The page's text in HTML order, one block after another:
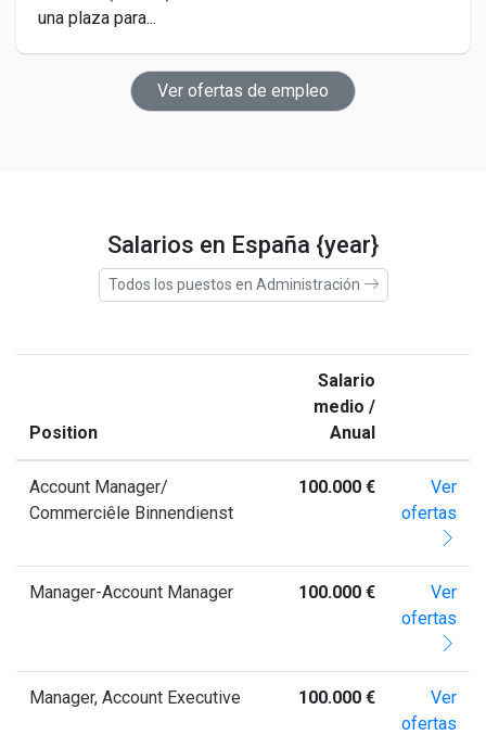
una plaza para...
Ver ofertas de empleo
Salarios en España {year}
Todos los puestos en Administración
Position
Salario
medio /
Anual
Account Manager/
Commerciêle Binnendienst
100.000 €
Ver
ofertas
Manager-Account Manager 100.000 €
Ver
ofertas
Manager, Account Executive 100.000 €
Ver
ofertas